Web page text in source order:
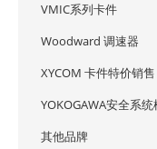
VMIC系列卡件
Woodward 调速器
XYCOM 卡件特价销售
YOKOGAWA安全系
其他品牌